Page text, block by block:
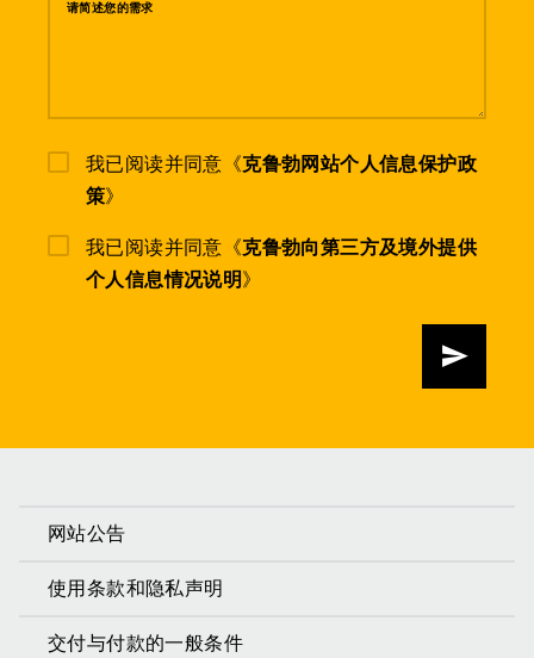
请简述您的需求
我已阅读并同意《克鲁勃网站个人信息保护政
策》
我已阅读并同意《克鲁勃向第三方及境外提供
个人信息情况说明》
发送
网站公告
使用条款和隐私声明
交付与付款的一般条件